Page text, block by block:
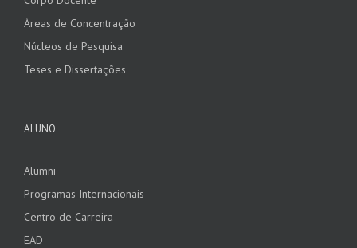
Áreas de Concentração
Núcleos de Pesquisa
Teses e Dissertações
ALUNO
Alumni
Programas Internacionais
Centro de Carreira
EAD